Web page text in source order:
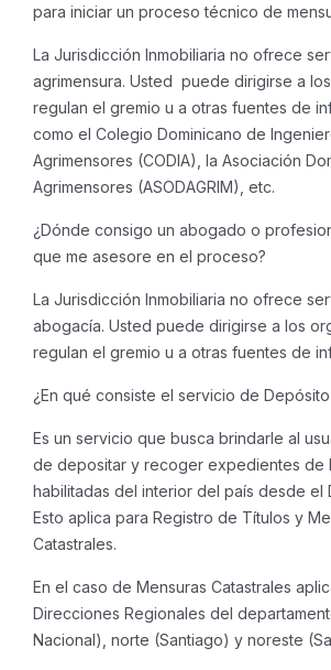
para iniciar un proceso técnico de
La Jurisdicción Inmobiliaria no ofrece
agrimensura. Usted puede dirigirse a
regulan el gremio u a otras fuentes de
como el Colegio Dominicano de
Agrimensores (CODIA), la Asociación
Agrimensores (ASODAGRIM), etc.
¿Dónde consigo un abogado o
que me asesore en el proceso?
La Jurisdicción Inmobiliaria no ofrece
abogacía. Usted puede dirigirse a los
regulan el gremio u a otras fuentes de
¿En qué consiste el servicio de Depósito
Es un servicio que busca brindarle al
de depositar y recoger expedientes de
habilitadas del interior del país desde el
Esto aplica para Registro de Títulos y
Catastrales.
En el caso de Mensuras Catastrales
Direcciones Regionales del
Nacional), norte (Santiago) y noreste